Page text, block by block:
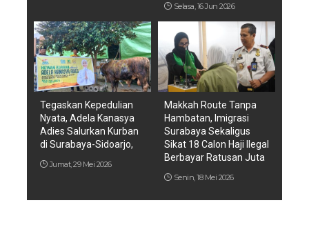
Selasa, 16 Jun 2026
Tegaskan Kepedulian
Nyata, Adela Kanasya
Adies Salurkan Kurban
di Surabaya-Sidoarjo,
Jumat, 29 Mei 2026
Makkah Route Tanpa
Hambatan, Imigrasi
Surabaya Sekaligus
Sikat 18 Calon Haji Ilegal
Berbayar Ratusan Juta
Senin, 18 Mei 2026